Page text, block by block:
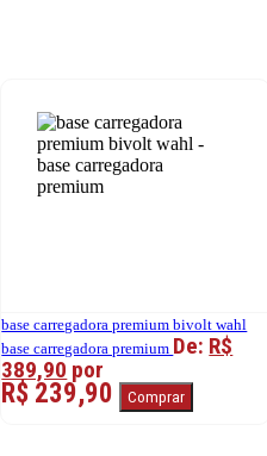
base carregadora premium bivolt wahl
base carregadora premium De: R$
389,90 por
R$ 239,90 Comprar